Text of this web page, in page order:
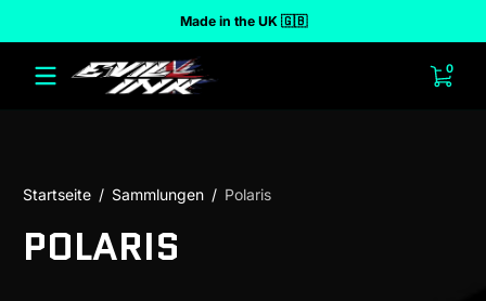
Made in the UK 🇬🇧
00
Startseite Sammlungen Polaris
POLARIS